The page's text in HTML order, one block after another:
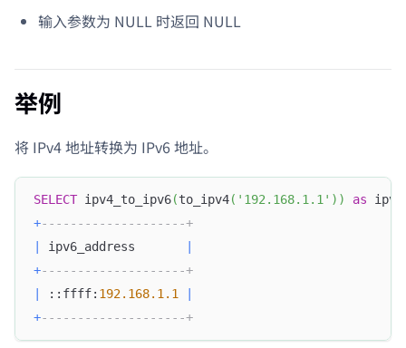
输入参数为 NULL 时返回 NULL
举例
将 IPv4 地址转换为 IPv6 地址。
SELECT ipv4_to_ipv6(to_ipv4( '192.168.1.1' ) ) as
+--------------------+
ipv6_address
+--------------------+
::ffff: 192.168.1.1
+--------------------+